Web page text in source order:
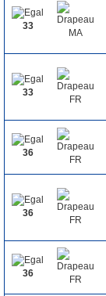
33
33
36
36
36